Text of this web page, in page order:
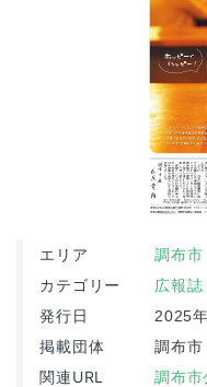
エリア 調布市
カテゴリー 広報誌
発行日 2025
掲載団体 調布市
関連URL 調布市